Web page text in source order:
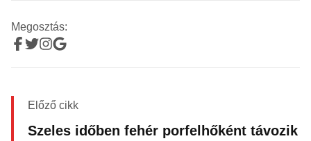
Megosztás:
Előző cikk
Szeles időben fehér porfelhőként távozik